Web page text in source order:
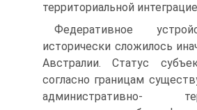
территориальной
Федеративное
исторически сложилось
Австралии. Статус
согласно границам
административно-